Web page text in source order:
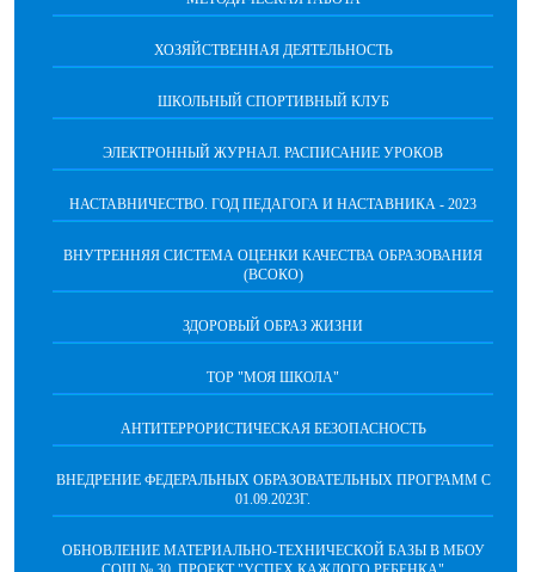
ХОЗЯЙСТВЕННАЯ ДЕЯТЕЛЬНОСТЬ
ШКОЛЬНЫЙ СПОРТИВНЫЙ КЛУБ
ЭЛЕКТРОННЫЙ ЖУРНАЛ. РАСПИСАНИЕ УРОКОВ
НАСТАВНИЧЕСТВО. ГОД ПЕДАГОГА И НАСТАВНИКА - 2023
ВНУТРЕННЯЯ СИСТЕМА ОЦЕНКИ КАЧЕСТВА ОБРАЗОВАНИЯ
(ВСОКО)
ЗДОРОВЫЙ ОБРАЗ ЖИЗНИ
ТОР "МОЯ ШКОЛА"
АНТИТЕРРОРИСТИЧЕСКАЯ БЕЗОПАСНОСТЬ
ВНЕДРЕНИЕ ФЕДЕРАЛЬНЫХ ОБРАЗОВАТЕЛЬНЫХ ПРОГРАММ С
01.09.2023Г.
ОБНОВЛЕНИЕ МАТЕРИАЛЬНО-ТЕХНИЧЕСКОЙ БАЗЫ В МБОУ